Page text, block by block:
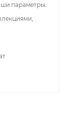
параметры.